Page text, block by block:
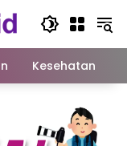
Kesehatan